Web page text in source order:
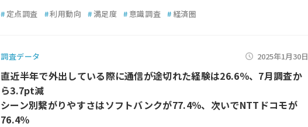
# 定点調査 #利用動向 #満足度 # 意識調査 # 経済圏
調査データ 2025年1月30日
直近半年で外出している際に通信が途切れた経験は26.6％、7月調査か
ら3.7pt減
シーン別繋がりやすさはソフトバンクが77.4％、次いでNTTドコモが
76.4％